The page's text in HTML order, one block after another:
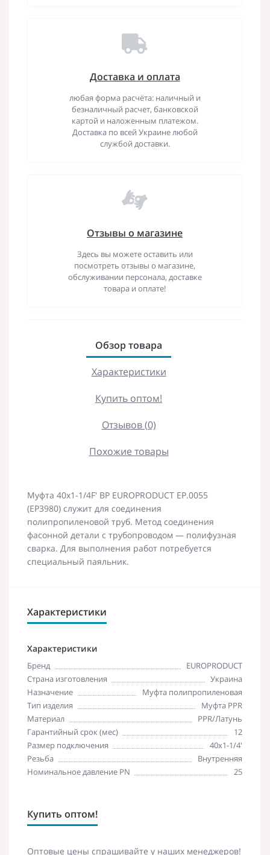
Доставка и оплата
любая форма расчёта: наличный и
безналичный расчет, банковской
картой и наложенным платежом.
Доставка по всей Украине любой
службой доставки.
Отзывы о магазине
Здесь вы можете оставить или
посмотреть отзывы о магазине,
обслуживании персонала, доставке
товара и оплате!
Обзор товара
Характеристики
Купить оптом!
Отзывов (0)
Похожие товары
Муфта 40x1-1/4F' ВР EUROPRODUCT EP.0055
(EP3980) служит для соединения
полипропиленовой труб. Метод соединения
фасонной детали с трубопроводом — полифузная
сварка. Для выполнения работ потребуется
специальный паяльник.
Характеристики
Характеристики
Бренд
EUROPRODUCT
Страна изготовления
Украина
Назначение
Муфта полипропиленовая
Тип изделия
Муфта PPR
Материал
PPR/Латунь
Гарантийный срок (мес)
12
Размер подключения
40х1-1/4'
Резьба
Внутренняя
Номинальное давление PN
25
Купить оптом!
Оптовые цены спрашивайте у наших менеджеров!